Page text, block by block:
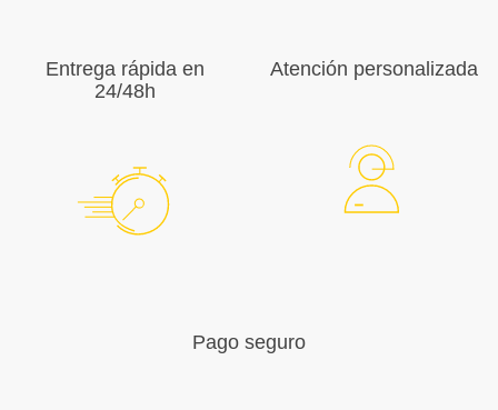
Entrega rápida en
24/48h
Atención personalizada
Pago seguro